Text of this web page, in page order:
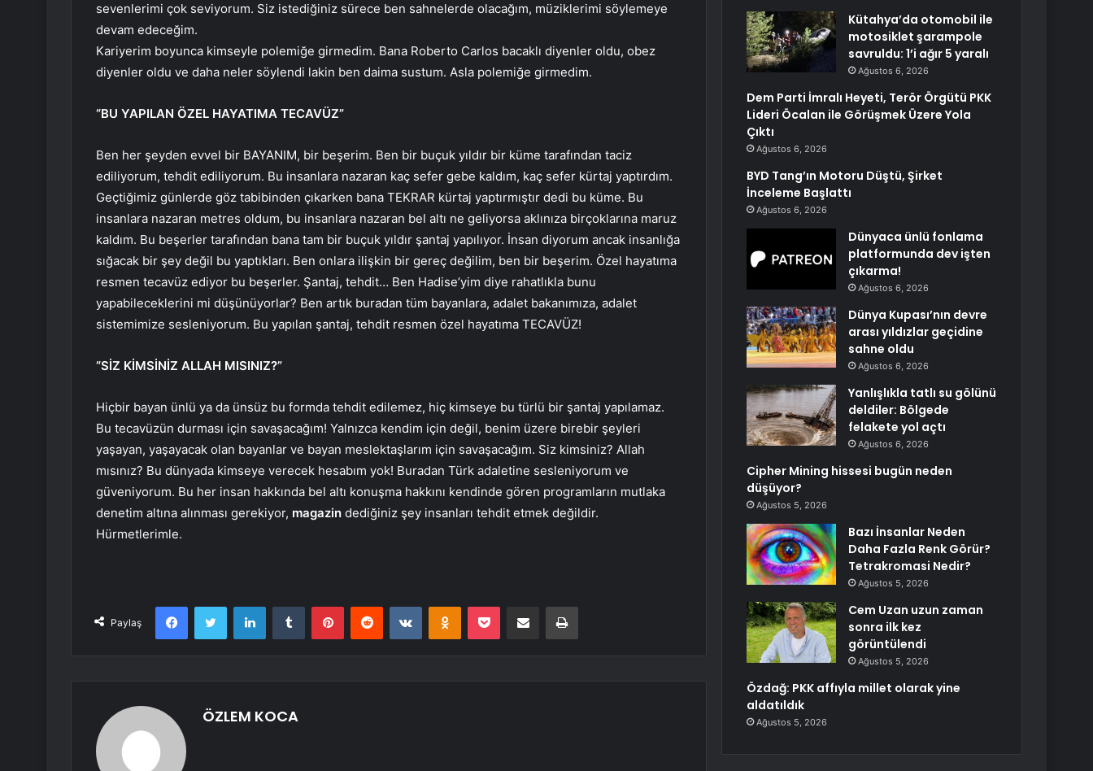
sevenlerimi çok seviyorum. Siz istediğiniz sürece ben sahnelerde olacağım, müziklerimi söylemeye
devam edeceğim.
Kariyerim boyunca kimseyle polemiğe girmedim. Bana Roberto Carlos bacaklı diyenler oldu, obez
diyenler oldu ve daha neler söylendi lakin ben daima sustum. Asla polemiğe girmedim.
“BU YAPILAN ÖZEL HAYATIMA TECAVÜZ”
Ben her şeyden evvel bir BAYANIM, bir beşerim. Ben bir buçuk yıldır bir küme tarafından taciz
ediliyorum, tehdit ediliyorum. Bu insanlara nazaran kaç sefer gebe kaldım, kaç sefer kürtaj yaptırdım.
Geçtiğimiz günlerde göz tabibinden çıkarken bana TEKRAR kürtaj yaptırmıştır dedi bu küme. Bu
insanlara nazaran metres oldum, bu insanlara nazaran bel altı ne geliyorsa aklınıza birçoklarına maruz
kaldım. Bu beşerler tarafından bana tam bir buçuk yıldır şantaj yapılıyor. İnsan diyorum ancak insanlığa
sığacak bir şey değil bu yaptıkları. Ben onlara ilişkin bir gereç değilim, ben bir beşerim. Özel hayatıma
resmen tecavüz ediyor bu beşerler. Şantaj, tehdit… Ben Hadise’yim diye rahatlıkla bunu
yapabileceklerini mi düşünüyorlar? Ben artık buradan tüm bayanlara, adalet bakanımıza, adalet
sistemimize sesleniyorum. Bu yapılan şantaj, tehdit resmen özel hayatıma TECAVÜZ!
“SİZ KİMSİNİZ ALLAH MISINIZ?”
Hiçbir bayan ünlü ya da ünsüz bu formda tehdit edilemez, hiç kimseye bu türlü bir şantaj yapılamaz.
Bu tecavüzün durması için savaşacağım! Yalnızca kendim için değil, benim üzere birebir şeyleri
yaşayan, yaşayacak olan bayanlar ve bayan meslektaşlarım için savaşacağım. Siz kimsiniz? Allah
mısınız? Bu dünyada kimseye verecek hesabım yok! Buradan Türk adaletine sesleniyorum ve
güveniyorum. Bu her insan hakkında bel altı konuşma hakkını kendinde gören programların mutlaka
denetim altına alınması gerekiyor, magazin dediğiniz şey insanları tehdit etmek değildir.
Hürmetlerimle.
Paylaş
FacebookTwitter LinkedInTumblr PinterestReddit VKontakteOdnoklassniki
Pocket E-Posta ile paylaş Yazdır
ÖZLEM KOCA
Kütahya’da otomobil ile
motosiklet şarampole
savruldu: 1’i ağır 5 yaralı
Ağustos 6, 2026
Dem Parti İmralı Heyeti, Terör Örgütü PKK
Lideri Öcalan ile Görüşmek Üzere Yola
Çıktı
Ağustos 6, 2026
BYD Tang’ın Motoru Düştü, Şirket
İnceleme Başlattı
Ağustos 6, 2026
Dünyaca ünlü fonlama
platformunda dev işten
çıkarma!
Ağustos 6, 2026
Dünya Kupası’nın devre
arası yıldızlar geçidine
sahne oldu
Ağustos 6, 2026
Yanlışlıkla tatlı su gölünü
deldiler: Bölgede
felakete yol açtı
Ağustos 6, 2026
Cipher Mining hissesi bugün neden
düşüyor?
Ağustos 5, 2026
Bazı İnsanlar Neden
Daha Fazla Renk Görür?
Tetrakromasi Nedir?
Ağustos 5, 2026
Cem Uzan uzun zaman
sonra ilk kez
görüntülendi
Ağustos 5, 2026
Özdağ: PKK affıyla millet olarak yine
aldatıldık
Ağustos 5, 2026